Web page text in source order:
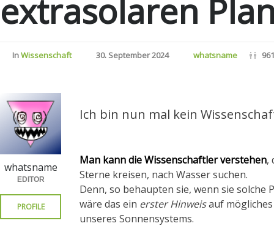
extrasolaren
InWissenschaft 30. September 2024 whatsname
Ich bin nun mal kein
Man kann die Wissenschaftler verstehen,
Sterne kreisen, nach Wasser suchen.
Denn, so behaupten sie, wenn sie solche
wäre das ein erster Hinweisauf
unseres Sonnensystems.
whatsname
EDITOR
PROFILE